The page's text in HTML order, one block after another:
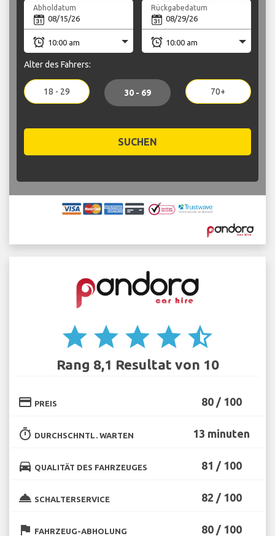
Abholdatum Rückgabedatum
Alter des Fahrers:
18 - 29 30 - 69 70+
SUCHEN
star star star star star_half
Rang 8,1 Resultat von 10
credit_card PREIS 80 / 100
timer DURCHSCHNTL. WARTEN 13 minuten
directions_car QUALITÄT DES FAHRZEUGES 81 / 100
room_service SCHALTERSERVICE 82 / 100
flag FAHRZEUG-ABHOLUNG 80 / 100